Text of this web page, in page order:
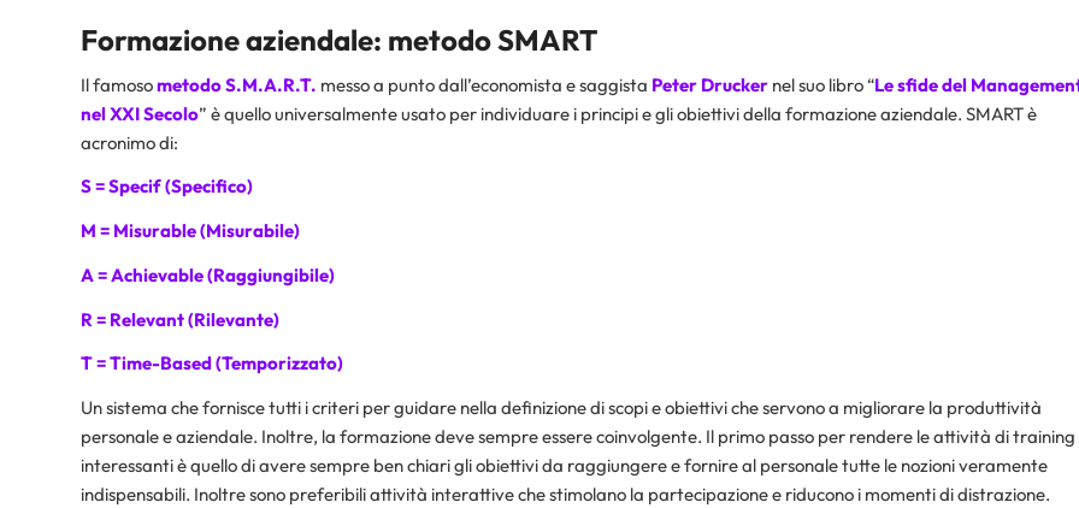
Formazione aziendale: metodo SMART
Il famosometodo S.M.A.R.T. messo a punto dall’economista e saggista Peter Drucker nel suo libro “Le sfide del
nel XXI Secolo” è quello universalmente usato per individuare i principi e gli obiettivi della formazione aziendale. SMART è
acronimo di:
S = Specif (Specifico)
M = Misurable (Misurabile)
A = Achievable (Raggiungibile)
R = Relevant (Rilevante)
T = Time-Based (Temporizzato)
Un sistema che fornisce tutti i criteri per guidare nella definizione di scopi e obiettivi che servono a migliorare la produttività
personale e aziendale. Inoltre, la formazione deve sempre essere coinvolgente. Il primo passo per rendere le attività di training
interessanti è quello di avere sempre ben chiari gli obiettivi da raggiungere e fornire al personale tutte le nozioni veramente
indispensabili. Inoltre sono preferibili attività interattive che stimolano la partecipazione e riducono i momenti di distrazione.